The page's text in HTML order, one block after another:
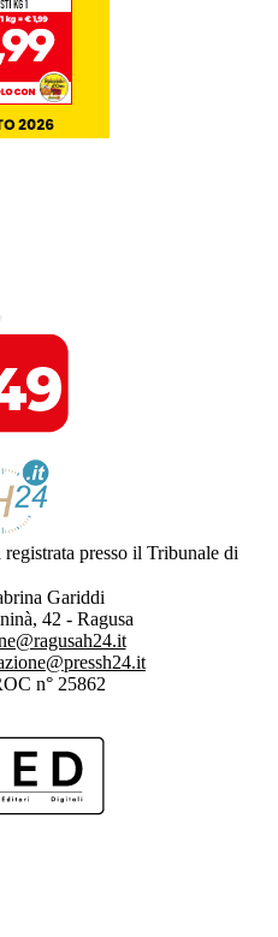
presso il Tribunale di
Gariddi
42 - Ragusa
n° 25862